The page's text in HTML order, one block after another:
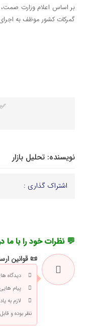
بر اساس اعلام وزارت
گمرکات کشور موظف به
نویسنده: تحلیل بازار
اشتراک گذاری :
💬 نظرات خود را با ما
📜 قوانین
دیدگاه
پیام
لازم به
نظر بوده و